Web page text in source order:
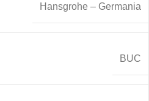
Hansgrohe – Germania
BUC